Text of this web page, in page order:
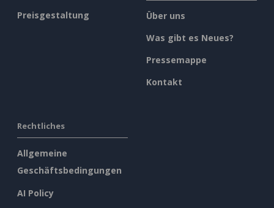
Preisgestaltung
Über uns
Was gibt es Neues?
Pressemappe
Kontakt
Rechtliches
Allgemeine
Geschäftsbedingungen
AI Policy